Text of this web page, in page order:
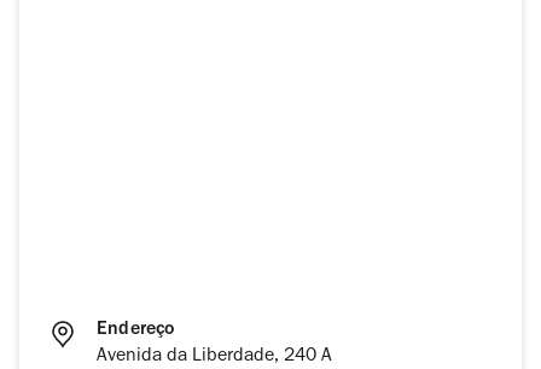
Endereço
Avenida da Liberdade, 240 A